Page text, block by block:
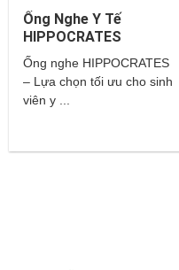
Ống Nghe Y Tế
HIPPOCRATES
Ống nghe HIPPOCRATES
– Lựa chọn tối ưu cho sinh
viên y ...